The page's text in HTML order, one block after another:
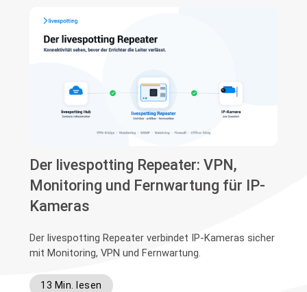
Der livespotting Repeater: VPN,
Monitoring und Fernwartung für IP-
Kameras
Der livespotting Repeater verbindet IP-Kameras sicher
mit Monitoring, VPN und Fernwartung.
13 Min. lesen